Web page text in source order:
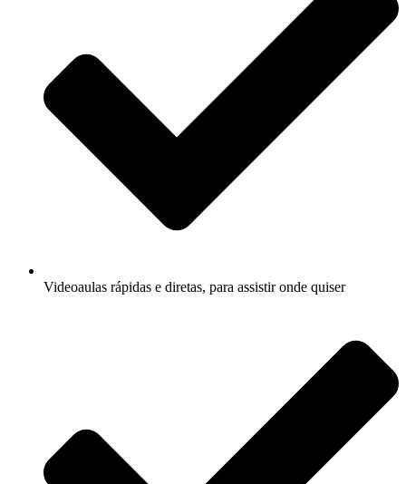
Videoaulas rápidas e diretas, para assistir onde quiser